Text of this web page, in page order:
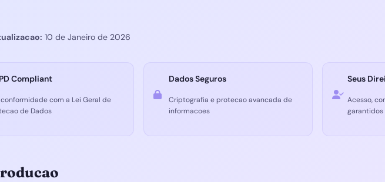
10 de Janeiro de 2026
Compliant
conformidade com a Lei Geral de
de Dados
Dados Seguros
Criptografia e protecao avancada de
informacoes
Seus
Acesso,
garantidos